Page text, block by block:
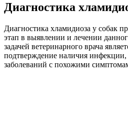
Диагностика
Диагностика хламидиоза у собак
этап в выявлении и лечении
задачей ветеринарного врача
подтверждение наличия
заболеваний с похожими